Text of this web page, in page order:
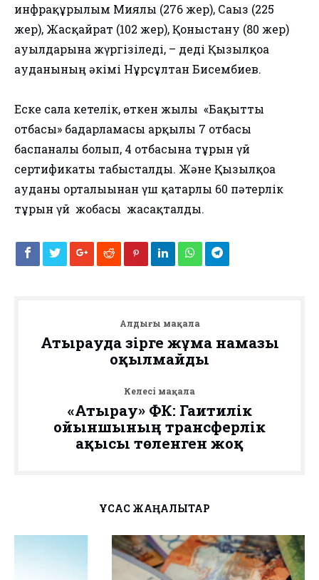
инфрақұрылым​ ​Миялы (276 жер), Сағыз (225
жер), Жасқайрат (102 жер), Қоныстану (80 жер)
ауылдарына жүргізіледі, – деді Қызылқоға
ауданының әкімі Нұрсұлтан Бисембиев.
Еске сала кетелік, өткен жылы ​ «Бақытты
отбасы» бағдарламасы арқылы 7 отбасы
баспаналы болып, 4 отбасына тұрғын үй
сертификаты табысталды. Және​ Қызылқоға​
ауданы орталығынан үш қатарлы 60 пәтерлік
тұрғын үй ​ жобасы ​ жасақталды.
Алдыңғы мақала
Атырауда әзірге жұма намазы
оқылмайды
Келесі мақала
«Атырау» ФК: Гаитилік
ойыншының трансферлік
ақысы төленген жоқ
ҰҚСАС ЖАҢАЛЫҚТАР